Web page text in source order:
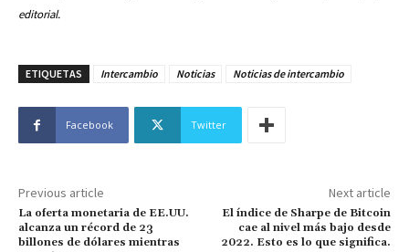
editorial.
ETIQUETAS Intercambio Noticias Noticias de intercambio
Facebook Twitter
Previous article
La oferta monetaria de EE.UU.
alcanza un récord de 23
billones de dólares mientras
Next article
El índice de Sharpe de Bitcoin
cae al nivel más bajo desde
2022. Esto es lo que significa.